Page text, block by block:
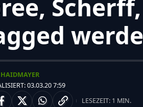
03.03.20 7:59
LESEZEIT: 1 MIN.